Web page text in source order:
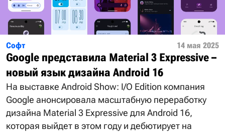
Софт 14 мая 2025
Google представила Material 3 Expressive –
новый язык дизайна Android 16
На выставке Android Show: I/O Edition компания
Google анонсировала масштабную переработку
дизайна Material 3 Expressive для Android 16,
которая выйдет в этом году и дебютирует на